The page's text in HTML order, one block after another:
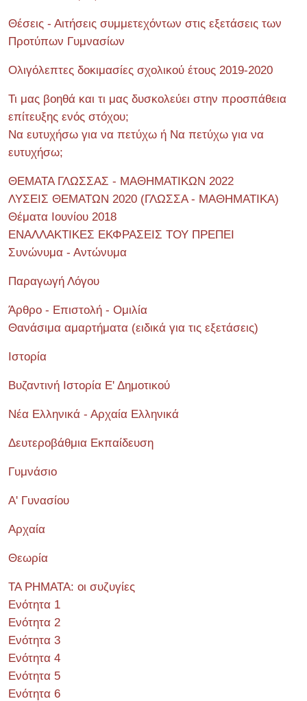
Θέσεις - Αιτήσεις συμμετεχόντων στις εξετάσεις των
Προτύπων Γυμνασίων
Ολιγόλεπτες δοκιμασίες σχολικού έτους 2019-2020
Τι μας βοηθά και τι μας δυσκολεύει στην προσπάθεια
επίτευξης ενός στόχου;
Να ευτυχήσω για να πετύχω ή Να πετύχω για να
ευτυχήσω;
ΘΕΜΑΤΑ ΓΛΩΣΣΑΣ - ΜΑΘΗΜΑΤΙΚΩΝ 2022
ΛΥΣΕΙΣ ΘΕΜΑΤΩΝ 2020 (ΓΛΩΣΣΑ - ΜΑΘΗΜΑΤΙΚΑ)
Θέματα Ιουνίου 2018
ΕΝΑΛΛΑΚΤΙΚΕΣ ΕΚΦΡΑΣΕΙΣ ΤΟΥ ΠΡΕΠΕΙ
Συνώνυμα - Αντώνυμα
Παραγωγή Λόγου
Άρθρο - Επιστολή - Ομιλία
Θανάσιμα αμαρτήματα (ειδικά για τις εξετάσεις)
Ιστορία
Βυζαντινή Ιστορία Ε' Δημοτικού
Νέα Ελληνικά - Αρχαία Ελληνικά
Δευτεροβάθμια Εκπαίδευση
Γυμνάσιο
Α' Γυνασίου
Αρχαία
Θεωρία
ΤΑ ΡΗΜΑΤΑ: οι συζυγίες
Ενότητα 1
Ενότητα 2
Ενότητα 3
Ενότητα 4
Ενότητα 5
Ενότητα 6